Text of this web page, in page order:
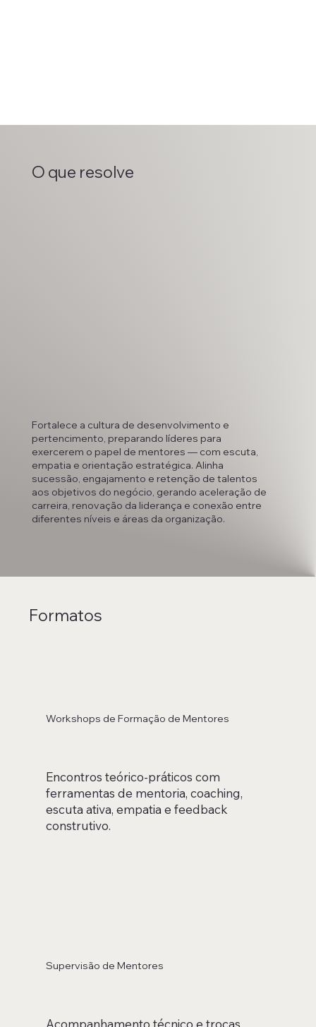
O que resolve
Fortalece a cultura de desenvolvimento e
pertencimento, preparando líderes para
exercerem o papel de mentores — com escuta,
empatia e orientação estratégica. Alinha
sucessão, engajamento e retenção de talentos
aos objetivos do negócio, gerando aceleração de
carreira, renovação da liderança e conexão entre
diferentes níveis e áreas da organização.
Formatos
Workshops de Formação de Mentores
Encontros teórico-práticos com
ferramentas de mentoria, coaching,
escuta ativa, empatia e feedback
construtivo.
Supervisão de Mentores
Acompanhamento técnico e trocas